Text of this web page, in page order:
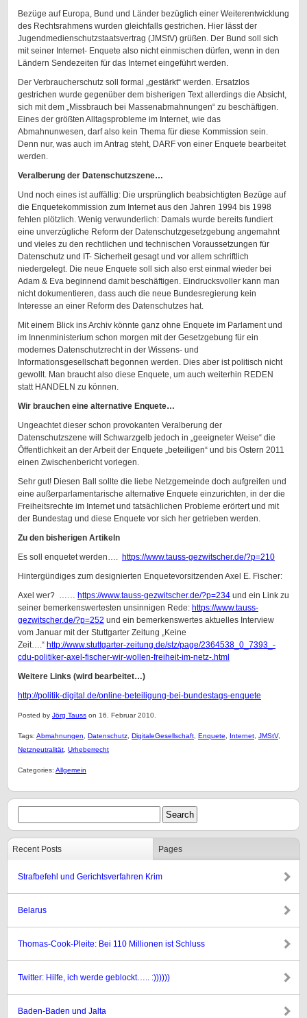
Bezüge auf Europa, Bund und Länder bezüglich einer Weiterentwicklung
des Rechtsrahmens wurden gleichfalls gestrichen. Hier lässt der
Jugendmedienschutzstaatsvertrag (JMStV) grüßen. Der Bund soll sich
mit seiner Internet- Enquete also nicht einmischen dürfen, wenn in den
Ländern Sendezeiten für das Internet eingeführt werden.
Der Verbraucherschutz soll formal „gestärkt“ werden. Ersatzlos
gestrichen wurde gegenüber dem bisherigen Text allerdings die Absicht,
sich mit dem „Missbrauch bei Massenabmahnungen“ zu beschäftigen.
Eines der größten Alltagsprobleme im Internet, wie das
Abmahnunwesen, darf also kein Thema für diese Kommission sein.
Denn nur, was auch im Antrag steht, DARF von einer Enquete bearbeitet
werden.
Veralberung der Datenschutzszene…
Und noch eines ist auffällig: Die ursprünglich beabsichtigten Bezüge auf
die Enquetekommission zum Internet aus den Jahren 1994 bis 1998
fehlen plötzlich. Wenig verwunderlich: Damals wurde bereits fundiert
eine unverzügliche Reform der Datenschutzgesetzgebung angemahnt
und vieles zu den rechtlichen und technischen Voraussetzungen für
Datenschutz und IT- Sicherheit gesagt und vor allem schriftlich
niedergelegt. Die neue Enquete soll sich also erst einmal wieder bei
Adam & Eva beginnend damit beschäftigen. Eindrucksvoller kann man
nicht dokumentieren, dass auch die neue Bundesregierung kein
Interesse an einer Reform des Datenschutzes hat.
Mit einem Blick ins Archiv könnte ganz ohne Enquete im Parlament und
im Innenministerium schon morgen mit der Gesetzgebung für ein
modernes Datenschutzrecht in der Wissens- und
Informationsgesellschaft begonnen werden. Dies aber ist politisch nicht
gewollt. Man braucht also diese Enquete, um auch weiterhin REDEN
statt HANDELN zu können.
Wir brauchen eine alternative Enquete…
Ungeachtet dieser schon provokanten Veralberung der
Datenschutzszene will Schwarzgelb jedoch in „geeigneter Weise“ die
Öffentlichkeit an der Arbeit der Enquete „beteiligen“ und bis Ostern 2011
einen Zwischenbericht vorlegen.
Sehr gut! Diesen Ball sollte die liebe Netzgemeinde doch aufgreifen und
eine außerparlamentarische alternative Enquete einzurichten, in der die
Freiheitsrechte im Internet und tatsächlichen Probleme erörtert und mit
der Bundestag und diese Enquete vor sich her getrieben werden.
Zu den bisherigen Artikeln
Es soll enquetet werden…. https://www.tauss-gezwitscher.de/?p=210
Hintergündiges zum designierten Enquetevorsitzenden Axel E. Fischer:
Axel wer? …… https://www.tauss-gezwitscher.de/?p=234 und ein Link zu
seiner bemerkenswertesten unsinnigen Rede: https://www.tauss-
gezwitscher.de/?p=252 und ein bemerkenswertes aktuelles Interview
vom Januar mit der Stuttgarter Zeitung „Keine
Zeit….“ http://www.stuttgarter-zeitung.de/stz/page/2364538_0_7393_-
cdu-politiker-axel-fischer-wir-wollen-freiheit-im-netz-.html
Weitere Links (wird bearbeitet…)
http://politik-digital.de/online-beteiligung-bei-bundestags-enquete
Posted by Jörg Tauss on 16. Februar 2010.
Tags: Abmahnungen Datenschutz DigitaleGesellschaft Enquete Internet JMStV,
Netzneutralität Urheberrecht
Categories: Allgemein
Recent Posts Pages
Strafbefehl und Gerichtsverfahren Krim
Belarus
Thomas-Cook-Pleite: Bei 110 Millionen ist Schluss
Twitter: Hilfe, ich werde geblockt….. :))))))
Baden-Baden und Jalta